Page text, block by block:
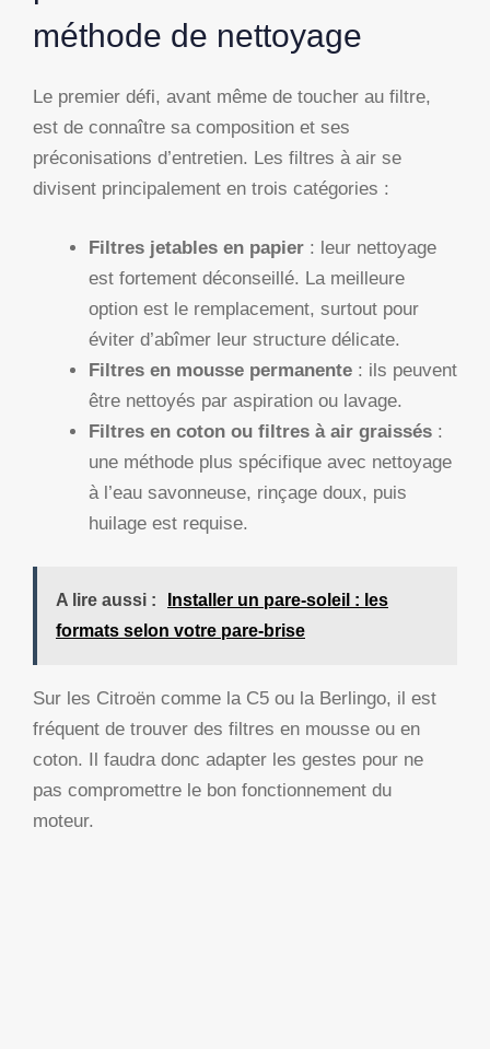
méthode de nettoyage
Le premier défi, avant même de toucher au filtre,
est de connaître sa composition et ses
préconisations d’entretien. Les filtres à air se
divisent principalement en trois catégories :
Filtres jetables en papier : leur nettoyage
est fortement déconseillé. La meilleure
option est le remplacement, surtout pour
éviter d’abîmer leur structure délicate.
Filtres en mousse permanente : ils peuvent
être nettoyés par aspiration ou lavage.
Filtres en coton ou filtres à air graissés :
une méthode plus spécifique avec nettoyage
à l’eau savonneuse, rinçage doux, puis
huilage est requise.
A lire aussi :
Installer un pare-soleil : les
formats selon votre pare-brise
Sur les Citroën comme la C5 ou la Berlingo, il est
fréquent de trouver des filtres en mousse ou en
coton. Il faudra donc adapter les gestes pour ne
pas compromettre le bon fonctionnement du
moteur.